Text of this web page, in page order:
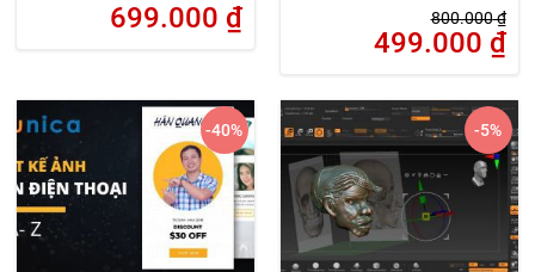
699.000 ₫ 800.000₫
499.000 ₫
-40% -5%